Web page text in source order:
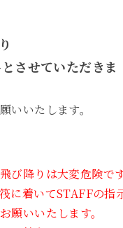
させていただきま
いいたします。
び降りは大変危険で
に着いてSTAFFの指
願いいたします。